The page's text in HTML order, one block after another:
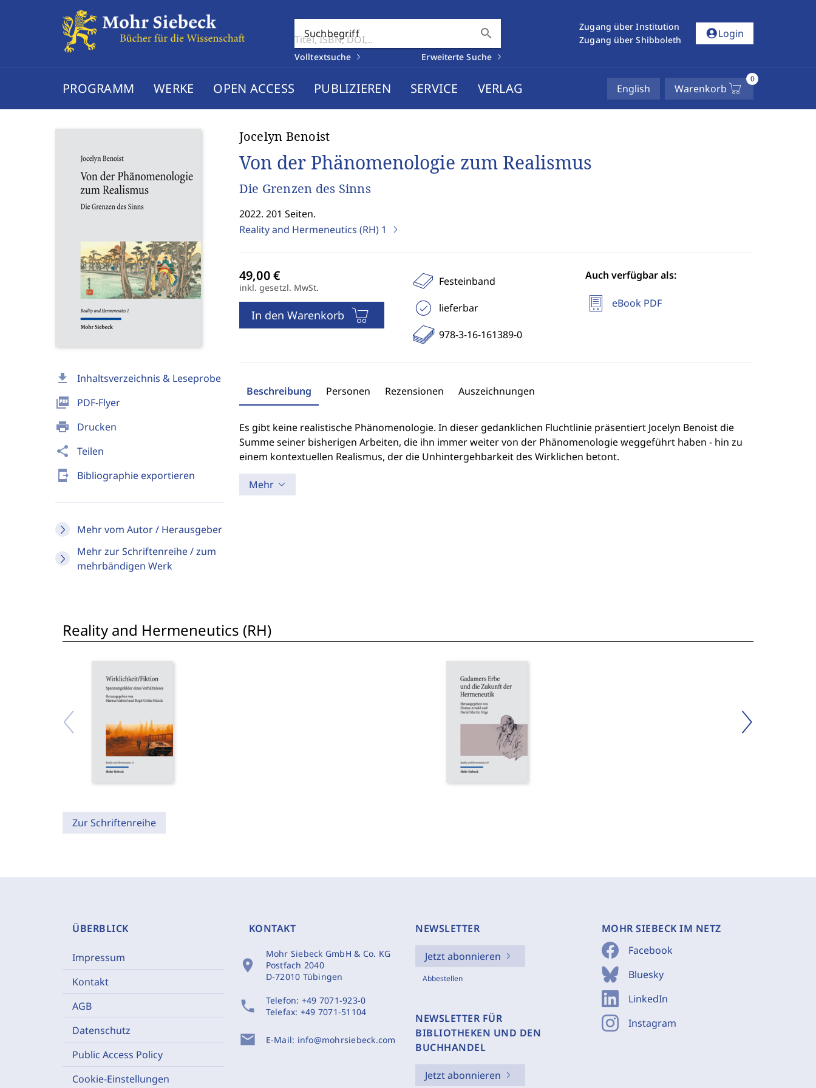
Suchbegriff search
Volltextsuche Erweiterte Suche
Zugang über Institution
Zugang über Shibboleth
account_circleLogin
PROGRAMM WERKE OPEN ACCESS PUBLIZIEREN SERVICE VERLAG English Warenkorb
0
download Inhaltsverzeichnis & Leseprobe
picture_as_pdf PDF-Flyer
print Drucken
share Teilen
send_to_mobile Bibliographie exportieren
Mehr vom Autor / Herausgeber
Mehr zur Schriftenreihe / zum
mehrbändigen Werk
Jocelyn Benoist
Von der Phänomenologie zum Realismus
Die Grenzen des Sinns
2022. 201 Seiten.
Reality and Hermeneutics (RH) 1
inkl. gesetzl. MwSt.
In den Warenkorb
Festeinband
lieferbar
978-3-16-161389-0
Auch verfügbar als:
eBook PDF
Beschreibung Personen Rezensionen Auszeichnungen
Es gibt keine realistische Phänomenologie. In dieser gedanklichen Fluchtlinie präsentiert Jocelyn Benoist die
Summe seiner bisherigen Arbeiten, die ihn immer weiter von der Phänomenologie weggeführt haben - hin zu
einem kontextuellen Realismus, der die Unhintergehbarkeit des Wirklichen betont.
Mehr
Reality and Hermeneutics (RH)
Zur Schriftenreihe
ÜBERBLICK
Impressum
Kontakt
AGB
Datenschutz
Public Access Policy
Cookie-Einstellungen
KONTAKT
location_on
Mohr Siebeck GmbH & Co. KG
Postfach 2040
D-72010 Tübingen
phone Telefon: +49 7071-923-0
Telefax: +49 7071-51104
mail E-Mail: info@mohrsiebeck.com
NEWSLETTER
Jetzt abonnieren
Abbestellen
NEWSLETTER FÜR
BIBLIOTHEKEN UND DEN
BUCHHANDEL
Jetzt abonnieren
MOHR SIEBECK IM NETZ
Facebook
Bluesky
LinkedIn
Instagram